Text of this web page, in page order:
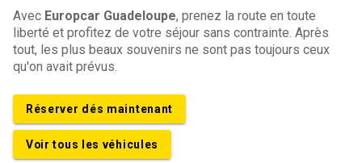
Avec Europcar Guadeloupe, prenez la route en toute
liberté et profitez de votre séjour sans contrainte. Après
tout, les plus beaux souvenirs ne sont pas toujours ceux
qu'on avait prévus.
Réserver dés maintenant
Voir tous les véhicules